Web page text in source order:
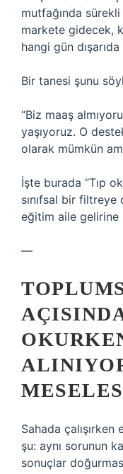
mutfağında sürekli
markete gidecek,
hangi gün
Bir tanesi şunu
“Biz maaş
yaşıyoruz. O
olarak mümkün
İşte burada “Tıp
sınıfsal bir
eğitim aile gelirine
—
Sahada
şu: aynı sorunun
sonuçlar